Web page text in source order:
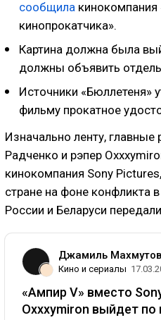
сообщила кинокомпания
кинопрокатчика».
Картина должна была
должны объявить
Источники «Бюллетеня»
фильму прокатное
Изначально ленту,
Радченко и рэпер
кинокомпания Sony
стране на фоне конфликта
России и Беларуси
Джамиль Махмутов
Кино и сериалы
«Ампир V» вместо
Oxxxymiron выйдет по